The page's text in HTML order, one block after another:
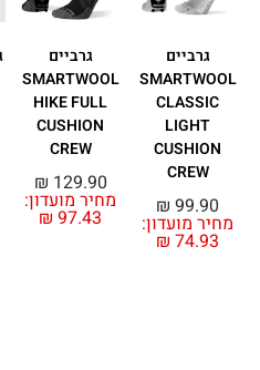
גרביים
SMARTWOOL
CLASSIC
LIGHT
CUSHION
CREW
מחיר מועדון:
₪ 74.93
₪ 99.90
גרביים
SMARTWOOL
HIKE FULL
CUSHION
CREW
מחיר מועדון:
₪ 97.43
₪ 129.90